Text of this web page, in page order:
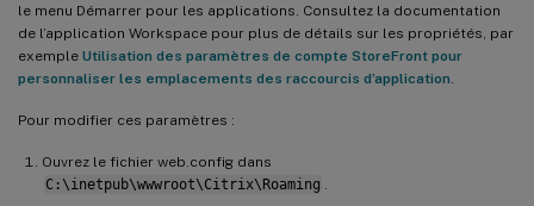
le menu Démarrer pour les applications. Consultez la documentation
de l’application Workspace pour plus de détails sur les propriétés, par
exemple Utilisation des paramètres de compte StoreFront pour
personnaliser les emplacements des raccourcis d’application
Pour modifier ces paramètres :
Ouvrez le fichier web.config dans
C:\inetpub\wwwroot\Citrix\Roaming